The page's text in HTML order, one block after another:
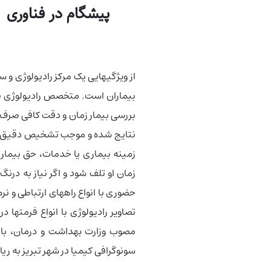
پیشگام در فناوری
از ویژگیهایی یک مرکز رادیولوژی
بیماران است. متخصص رادیولوژی
بررسی بیمار زمان و دقت کافی
نتایج شده و موجب تشخیص دقیق
زمینه بیماری یا خدمات، حق
زمان او تلف شود و اگر نیاز به
حضوری با انواع راههای ارتباطی
تصاویر رادیولوژی با انواع
مصوب وزارت بهداشت و درمان،
سونوگرافی کیمیا در شهر تبریز به